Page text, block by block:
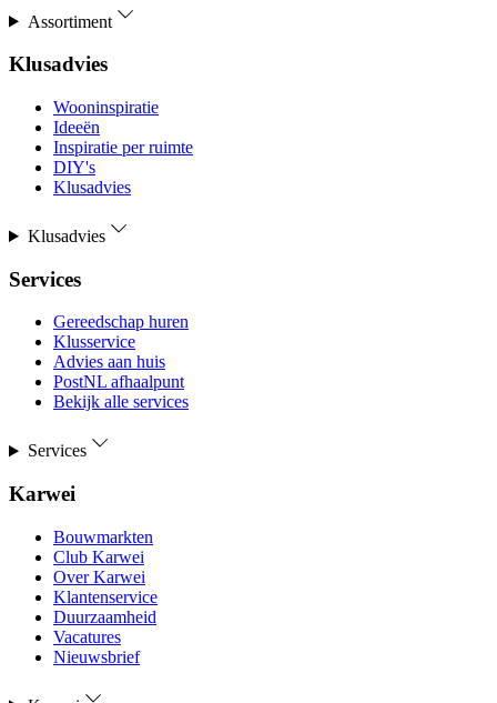
Assortiment
Klusadvies
Wooninspiratie
Ideeën
Inspiratie per ruimte
DIY's
Klusadvies
Klusadvies
Services
Gereedschap huren
Klusservice
Advies aan huis
PostNL afhaalpunt
Bekijk alle services
Services
Karwei
Bouwmarkten
Club Karwei
Over Karwei
Klantenservice
Duurzaamheid
Vacatures
Nieuwsbrief